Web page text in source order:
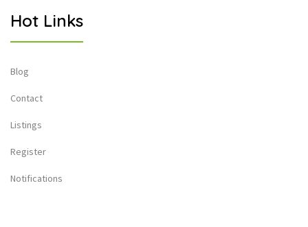
Hot Links
Blog
Contact
Listings
Register
Notifications